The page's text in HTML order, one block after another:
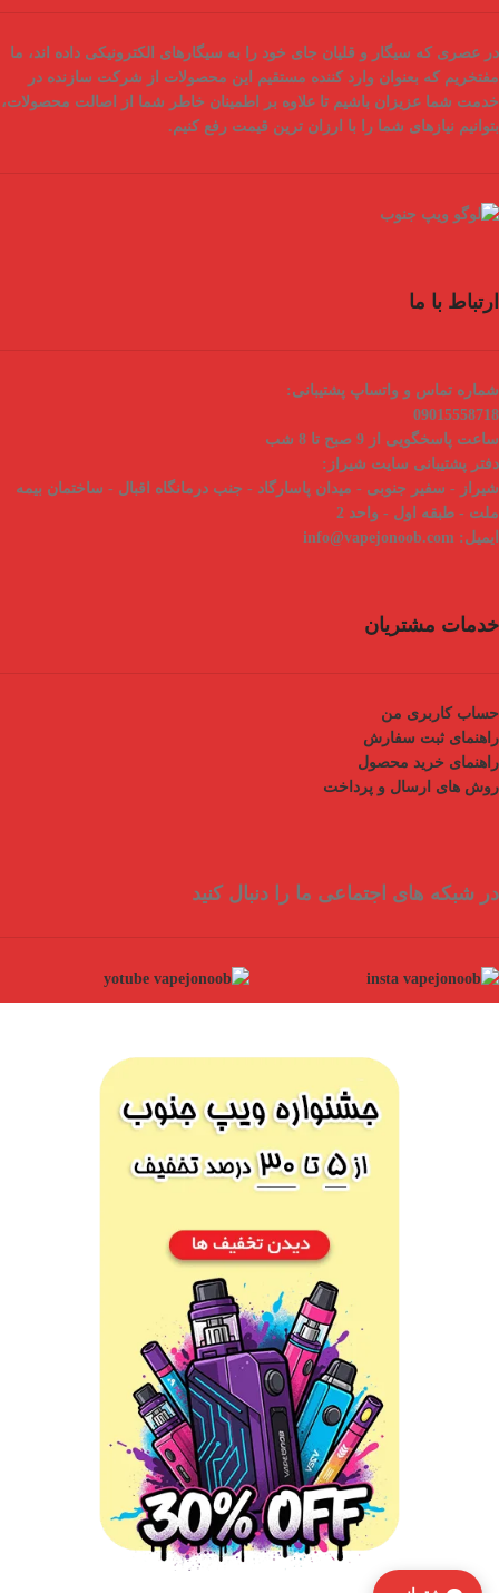
در عصری که سیگار و قلیان جای خود را به سیگارهای الکترونیکی داده اند، ما
مفتخریم که بعنوان وارد کننده مستقیم این محصولات از شرکت سازنده در
خدمت شما عزیزان باشیم تا علاوه بر اطمینان خاطر شما از
اصالت محصولات،
بتوانیم نیازهای شما را با ارزان ترین قیمت رفع کنیم.
ارتباط با ما
شماره تماس و واتساپ پشتیبانی:
09015558718
ساعت پاسخگویی از 9 صبح تا 8 شب
دفتر پشتیبانی سایت شیراز:
شیراز - سفیر جنوبی - میدان پاسارگاد - جنب درمانگاه اقبال - ساختمان بیمه
ملت - طبقه اول - واحد 2
ایمیل:
خدمات مشتریان
حساب کاربری من
راهنمای ثبت سفارش
راهنمای خرید محصول
روش های ارسال و پرداخت
در شبکه های اجتماعی ما را دنبال کنید